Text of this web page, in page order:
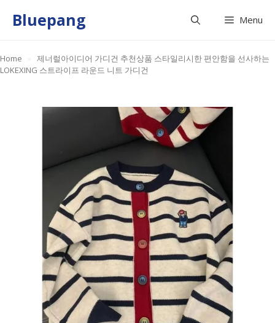
Bluepang Menu
Home
제너럴아이디어 가디건 추천상품 스타일리시한 편안함을 선사하는
LOKEXING 스트라이프 라운드 니트 가디건